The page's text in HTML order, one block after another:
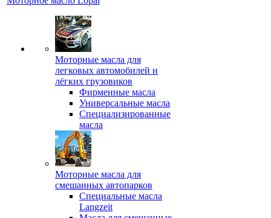
Моторные масла для
легковых автомобилей и
лёгких грузовиков
Фирменные масла
Универсальные масла
Специализированные
масла
Моторные масла для
смешанных автопарков
Специальные масла
Langzeit